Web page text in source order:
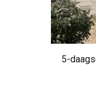
5-